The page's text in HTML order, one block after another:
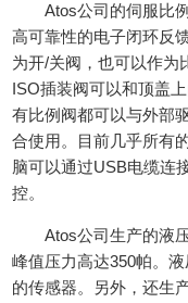
Atos公司的伺服比
高可靠性的电子闭环反
为开/关阀，也可以作为
ISO插装阀可以和顶盖
有比例阀都可以与外部
合使用。目前几乎所有
脑可以通过USB电缆连
控。
Atos公司生产的液
峰值压力高达350帕。
的传感器。另外，还生